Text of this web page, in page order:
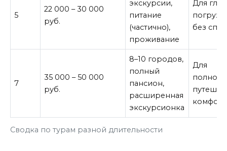
Сводка по турам разной длительности
5
22 000 – 30 000
руб.
экскурсии,
питание
(частично),
проживание
Для
без
7
35 000 – 50 000
руб.
8–10 городов,
полный
пансион,
расширенная
экскурсионка
Для